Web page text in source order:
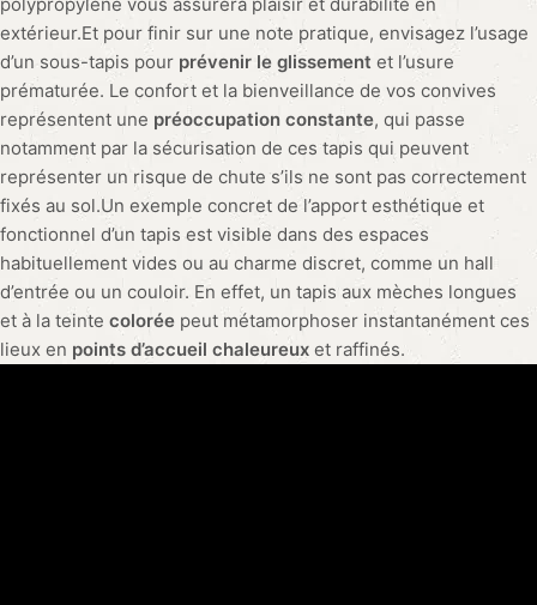
invisible, ainsi personne ne pourra se douter que vous avez un
tapis !
Quel est le meilleur tapis pour une soirée pyjama entre
adultes ?
Pour une soirée pyjama entre adultes, un tapis moelleux et
épais est essentiel pour un confort maximum. Choisissez un
tapis duveteux qui ravira vos invités comme le font les plumes
d’oreiller pour les poules. Et n’oubliez pas le tapis anti-
dérapant pour éviter les chutes en dansant sur du Britney
Spears !
Comment garder un tapis élégant avec des enfants
turbulents et des animaux de compagnie ?
Pour garder un tapis élégant malgré les enfants turbulents et